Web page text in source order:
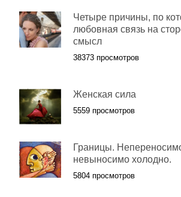
Четыре причины, по
любовная связь на
смысл
38373 просмотров
Женская сила
5559 просмотров
Границы.
невыносимо холодно.
5804 просмотров